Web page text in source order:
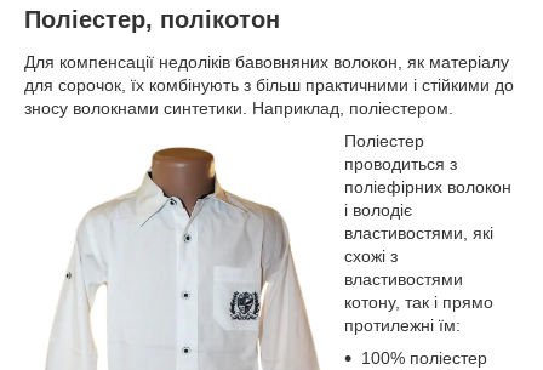
Поліестер, полікотон
Для компенсації недоліків бавовняних волокон, як матеріалу
для сорочок, їх комбінують з більш практичними і стійкими до
зносу волокнами синтетики. Наприклад, поліестером.
Поліестер
проводиться з
поліефірних волокон
і володіє
властивостями, які
схожі з
властивостями
котону, так і прямо
протилежні їм:
100% поліестер